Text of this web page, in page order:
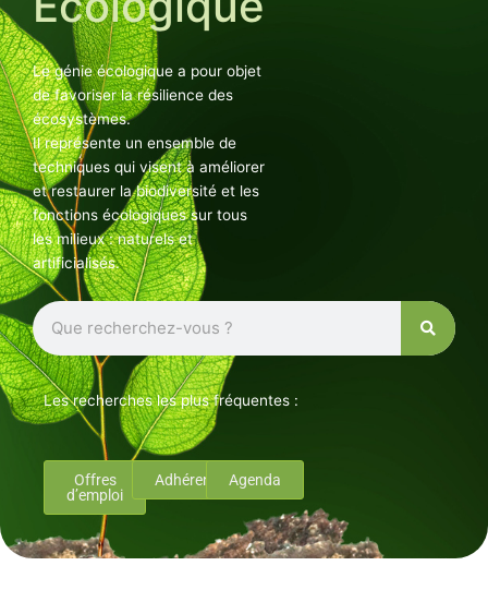
Le génie écologique a pour objet
de favoriser la résilience des
écosystèmes.
Il représente un ensemble de
techniques qui visent à améliorer
et restaurer la biodiversité et les
fonctions écologiques sur tous
les milieux : naturels et
artificialisés.
Rechercher
Les recherches les plus fréquentes :
Offres
d’emploi
Adhérents Agenda